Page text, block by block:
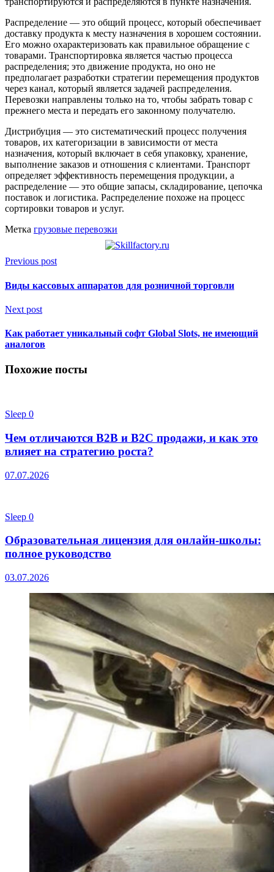
Распределение — это общий процесс, который обеспечивает
доставку продукта к месту назначения в хорошем состоянии.
Его можно охарактеризовать как правильное обращение с
товарами. Транспортировка является частью процесса
распределения; это движение продукта, но оно не
предполагает разработки стратегии перемещения продуктов
через канал, который является задачей распределения.
Перевозки направлены только на то, чтобы забрать товар с
прежнего места и передать его законному получателю.
Дистрибуция — это систематический процесс получения
товаров, их категоризации в зависимости от места
назначения, который включает в себя упаковку, хранение,
выполнение заказов и отношения с клиентами. Транспорт
определяет эффективность перемещения продукции, а
распределение — это общие запасы, складирование, цепочка
поставок и логистика. Распределение похоже на процесс
сортировки товаров и услуг.
Метка грузовые перевозки
Previous post
Виды кассовых аппаратов для розничной торговли
Next post
Как работает уникальный софт Global Slots, не имеющий
аналогов
Похожие посты
Sleep 0
Чем отличаются B2B и B2C продажи, и как это
влияет на стратегию роста?
07.07.2026
Sleep 0
Образовательная лицензия для онлайн-школы:
полное руководство
03.07.2026